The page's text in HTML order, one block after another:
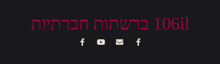
106il ברשתות חברתיות